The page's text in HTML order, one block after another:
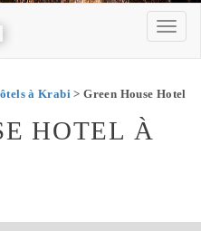
à Krabi > Green House Hotel
HOTEL À